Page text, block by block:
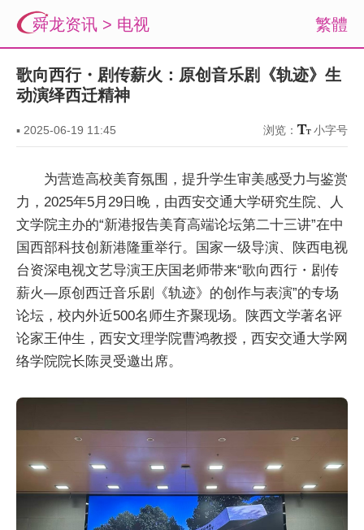
繁體
舜龙资讯 > 电视
歌向西行・剧传薪火：原创音乐剧《轨迹》生
动演绎西迁精神
▪ 2025-06-19 11:45 浏览： 小字号
为营造高校美育氛围，提升学生审美感受力与鉴赏
力，2025年5月29日晚，由西安交通大学研究生院、人
文学院主办的“新港报告美育高端论坛第二十三讲”在中
国西部科技创新港隆重举行。国家一级导演、陕西电视
台资深电视文艺导演王庆国老师带来“歌向西行・剧传
薪火—原创西迁音乐剧《轨迹》的创作与表演”的专场
论坛，校内外近500名师生齐聚现场。陕西文学著名评
论家王仲生，西安文理学院曹鸿教授，西安交通大学网
络学院院长陈灵受邀出席。